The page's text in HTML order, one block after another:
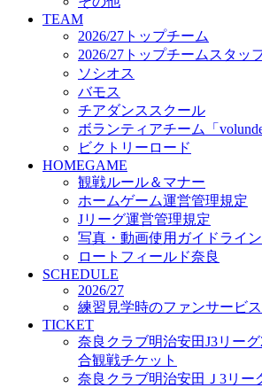
TICKET
奈良クラブ明治安田J3リーグ
合観戦チケット
奈良クラブ明治安田Ｊ3リー
「鹿パス」
観戦ルール＆マナー
FANCOMMUNITY
2026/27ファンコミュニティ
サポートショップ
GOODS
オフィシャルストア（実店舗
オンラインストア
ACADEMY
アカデミーについて
プロジェクト
コーチ&スタッフ
ジュニア
ジュニアユース
ユース
練習拠点（ナラディーア）
SCHOOL
TEAM
2026/27トップチーム
2026/27トップチームスタッ
ソシオス
バモス
チアダンススクール
ボランティアチーム「
ビクトリーロード
HOMEGAME
観戦ルール＆マナー
ホームゲーム運営管理規定
Jリーグ運営管理規定
写真・動画使用ガイドライン
ロートフィールド奈良
SCHEDULE
2026/27
練習見学時のファンサービ
TICKET
奈良クラブ明治安田J3リー
合観戦チケット
奈良クラブ明治安田Ｊ3リー